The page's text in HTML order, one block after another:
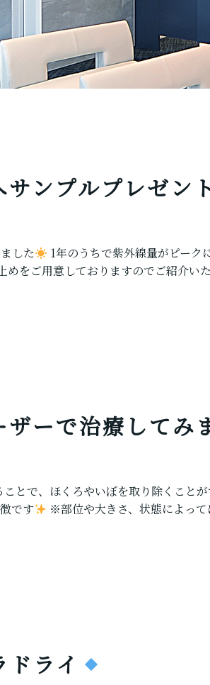
ンプルプレゼン
した
1年のうちで紫外線量がピーク
めをご用意しておりますのでご紹介い
ーで治療してみ
とで、ほくろやいぼを取り除くことが
です
※部位や大きさ、状態によっ
ライ